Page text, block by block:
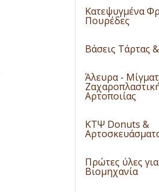
Κατεψυγμένα
Πουρέδες
Βάσεις Τάρτας
Άλευρα -
Αρτοποιίας
ΚΤΨ Donuts &
Πρώτες ύλες
Βιομηχανία